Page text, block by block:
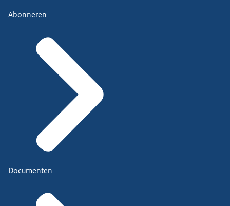
Abonneren
Documenten